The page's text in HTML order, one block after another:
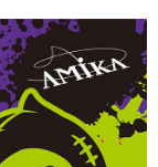
戶狀況，依本公司即
本公司將視審查結果
現惡意使用之情形，
採取法律行動。